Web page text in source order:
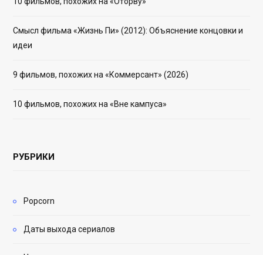
Смысл фильма «Жизнь Пи» (2012): Объяснение концовки и
идеи
9 фильмов, похожих на «Коммерсант» (2026)
10 фильмов, похожих на «Вне кампуса»
РУБРИКИ
Popcorn
Даты выхода сериалов